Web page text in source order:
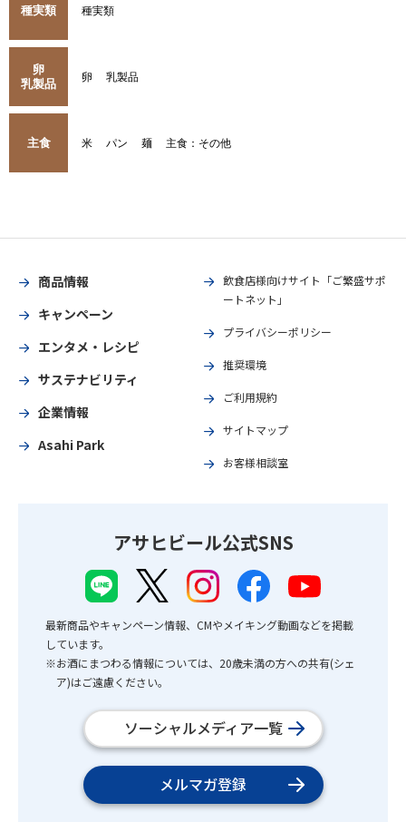
種実類 種実類
卵
乳製品
卵 乳製品
主食 米 パン 麺 主食：その他
商品情報
キャンペーン
エンタメ・レシピ
サステナビリティ
企業情報
Asahi Park
飲食店様向けサイト「ご繁盛サポ
ートネット」
プライバシーポリシー
推奨環境
ご利用規約
サイトマップ
お客様相談室
アサヒビール公式SNS
最新商品やキャンペーン情報、CMやメイキング動画などを掲載
しています。
※お酒にまつわる情報については、20歳未満の方への共有(シェ
ア)はご遠慮ください。
ソーシャルメディア一覧
メルマガ登録